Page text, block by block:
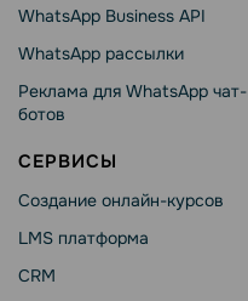
WhatsApp Business API
WhatsApp рассылки
Реклама для WhatsApp чат-
ботов
СЕРВИСЫ
Создание онлайн-курсов
LMS платформа
CRM